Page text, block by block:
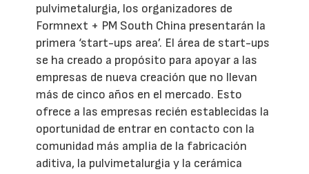
pulvimetalurgia, los organizadores de
Formnext + PM South China presentarán la
primera ‘start-ups area’. El área de start-ups
se ha creado a propósito para apoyar a las
empresas de nueva creación que no llevan
más de cinco años en el mercado. Esto
ofrece a las empresas recién establecidas la
oportunidad de entrar en contacto con la
comunidad más amplia de la fabricación
aditiva, la pulvimetalurgia y la cerámica